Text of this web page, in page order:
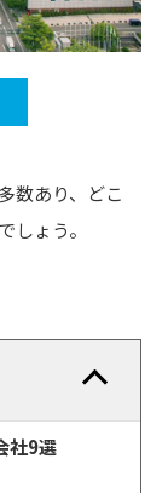
数あり、どこ
しょう。
社9選